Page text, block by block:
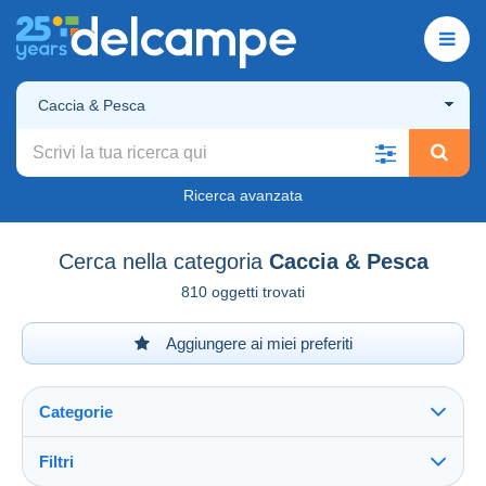
Caccia & Pesca
Ricerca avanzata
Cerca nella categoria Caccia & Pesca
810 oggetti trovati
Aggiungere ai miei preferiti
Categorie
Filtri